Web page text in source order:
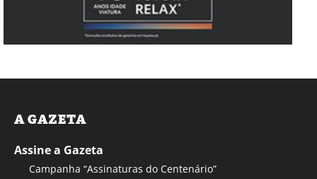
A GAZETA
Assine a Gazeta
Campanha “Assinaturas do Centenário”